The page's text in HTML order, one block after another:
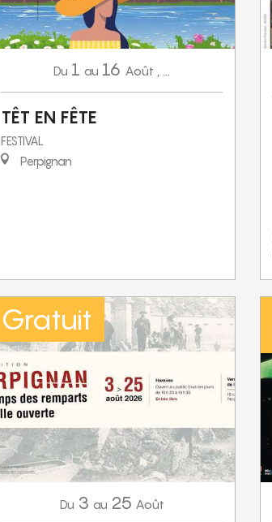
Du 1 au 16 Août , ...
TÊT EN FÊTE
FESTIVAL
Perpignan
Gratuit
Du 3 au 25 Août